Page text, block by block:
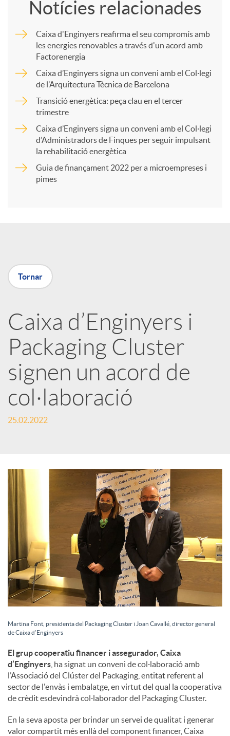
m
r
X
a
r
x
e
S
o
c
i
a
l
s
Notícies relacionades
Caixa d'Enginyers reafirma el seu compromís amb
les energies renovables a través d'un acord amb
Factorenergia
Caixa d’Enginyers signa un conveni amb el Col·legi
de l’Arquitectura Tècnica de Barcelona
Transició energètica: peça clau en el tercer
trimestre
Caixa d’Enginyers signa un conveni amb el Col·legi
d’Administradors de Finques per seguir impulsant
la rehabilitació energètica
Guia de finançament 2022 per a microempreses i
pimes
Tornar
Caixa d’Enginyers i
Packaging Cluster
signen un acord de
col·laboració
25.02.2022
Martina Font, presidenta del Packaging Cluster i Joan Cavallé, director general
de Caixa d’Enginyers
El grup cooperatiu financer i assegurador, Caixa
d’Enginyers , ha signat un conveni de col·laboració amb
l’Associació del Clúster del Packaging, entitat referent al
sector de l'envàs i embalatge, en virtut del qual la cooperativa
de crèdit esdevindrà col·laborador del Packaging Cluster.
En la seva aposta per brindar un servei de qualitat i generar
valor compartit més enllà del component financer, Caixa